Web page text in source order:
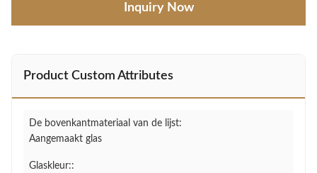
Inquiry Now
Product Custom Attributes
De bovenkantmateriaal van de lijst:
Aangemaakt glas
Glaskleur::